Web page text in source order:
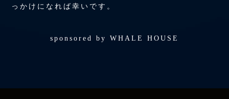
っかけになれば幸いです。
sponsored by WHALE HOUSE